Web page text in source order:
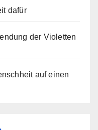
dafür
der Violetten
auf einen